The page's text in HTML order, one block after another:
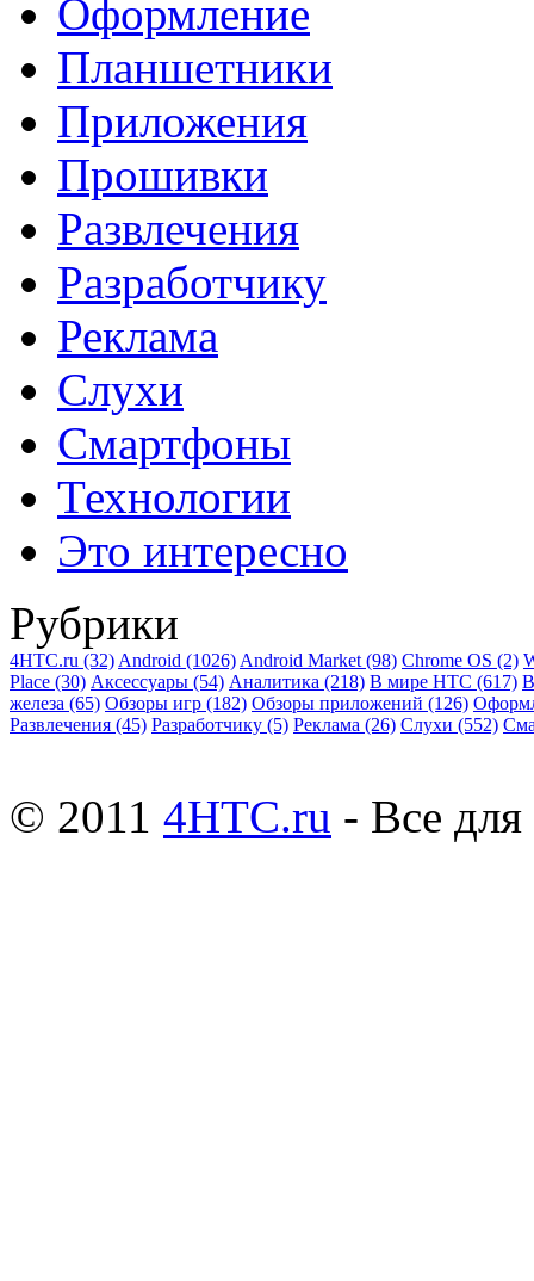
Оформление
Планшетники
Приложения
Прошивки
Развлечения
Разработчику
Реклама
Слухи
Смартфоны
Технологии
Это интересно
Рубрики
4HTC.ru (32) Android (1026) Android Market (98) Chrome OS (2)
Place (30) Аксессуары (54) Аналитика (218) В мире HTC (617)
железа (65) Обзоры игр (182) Обзоры приложений (126)
Развлечения (45) Разработчику (5) Реклама (26) Слухи (552)
© 2011 4HTC.ru - Все